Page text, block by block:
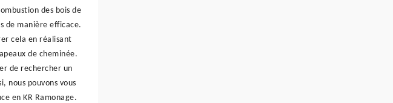
des bois de
de manière efficace.
cela en réalisant
de cheminée.
de rechercher un
nous pouvons vous
en KR Ramonage.